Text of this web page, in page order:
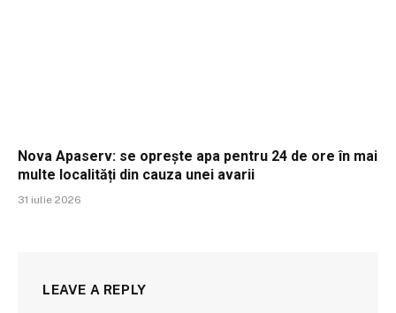
Nova Apaserv: se oprește apa pentru 24 de ore în mai
multe localități din cauza unei avarii
31 iulie 2026
LEAVE A REPLY